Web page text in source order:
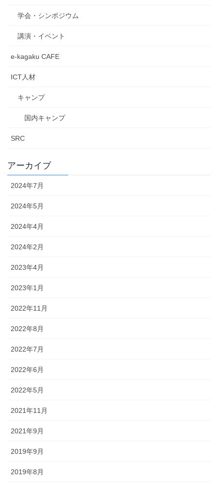
学会・シンポジウム
講演・イベント
e-kagaku CAFE
ICT人材
キャンプ
国内キャンプ
SRC
アーカイブ
2024年7月
2024年5月
2024年4月
2024年2月
2023年4月
2023年1月
2022年11月
2022年8月
2022年7月
2022年6月
2022年5月
2021年11月
2021年9月
2019年9月
2019年8月